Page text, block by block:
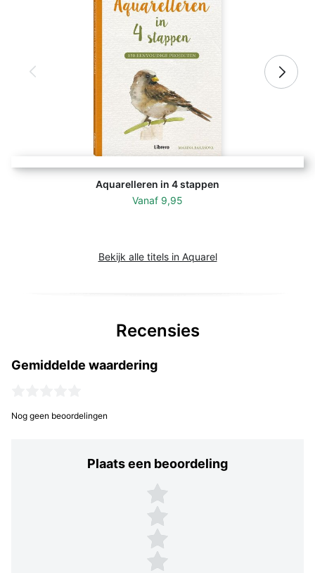
Aquarelleren in 4 stappen
Vanaf 9,95
Bekijk alle titels in Aquarel
Recensies
Gemiddelde waardering
Nog geen beoordelingen
Plaats een beoordeling
Plaats een beoordeling
5 sterren
4 sterren
3 sterren
2 sterren